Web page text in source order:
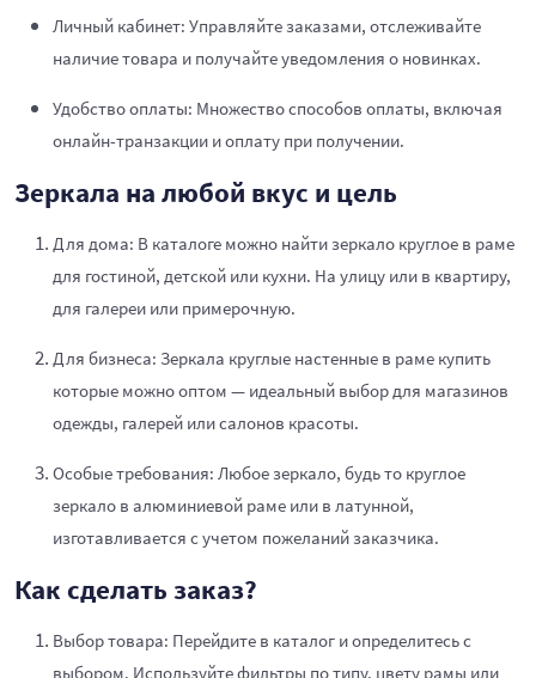
Личный кабинет: Управляйте заказами, отслеживайте
наличие товара и получайте уведомления о новинках.
Удобство оплаты: Множество способов оплаты, включая
онлайн-транзакции и оплату при получении.
Зеркала на любой вкус и цель
Для дома: В каталоге можно найти зеркало круглое в раме
для гостиной, детской или кухни. На улицу или в квартиру,
для галереи или примерочную.
Для бизнеса: Зеркала круглые настенные в раме купить
которые можно оптом — идеальный выбор для магазинов
одежды, галерей или салонов красоты.
Особые требования: Любое зеркало, будь то круглое
зеркало в алюминиевой раме или в латунной,
изготавливается с учетом пожеланий заказчика.
Как сделать заказ?
Выбор товара: Перейдите в каталог и определитесь с
выбором. Используйте фильтры по типу, цвету рамы или